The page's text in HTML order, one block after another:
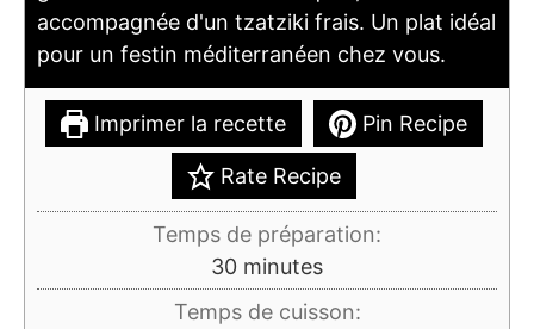
accompagnée d'un tzatziki frais. Un plat idéal
pour un festin méditerranéen chez vous.
Imprimer la recette Pin Recipe
Rate Recipe
Temps de préparation:
30minutes
minutes
Temps de cuisson: